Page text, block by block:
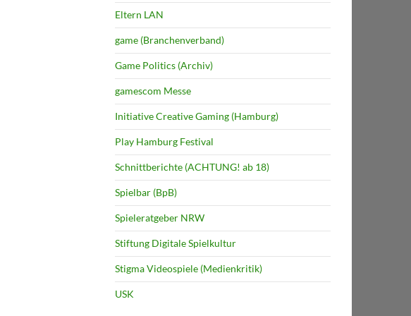
Eltern LAN
game (Branchenverband)
Game Politics (Archiv)
gamescom Messe
Initiative Creative Gaming (Hamburg)
Play Hamburg Festival
Schnittberichte (ACHTUNG! ab 18)
Spielbar (BpB)
Spieleratgeber NRW
Stiftung Digitale Spielkultur
Stigma Videospiele (Medienkritik)
USK